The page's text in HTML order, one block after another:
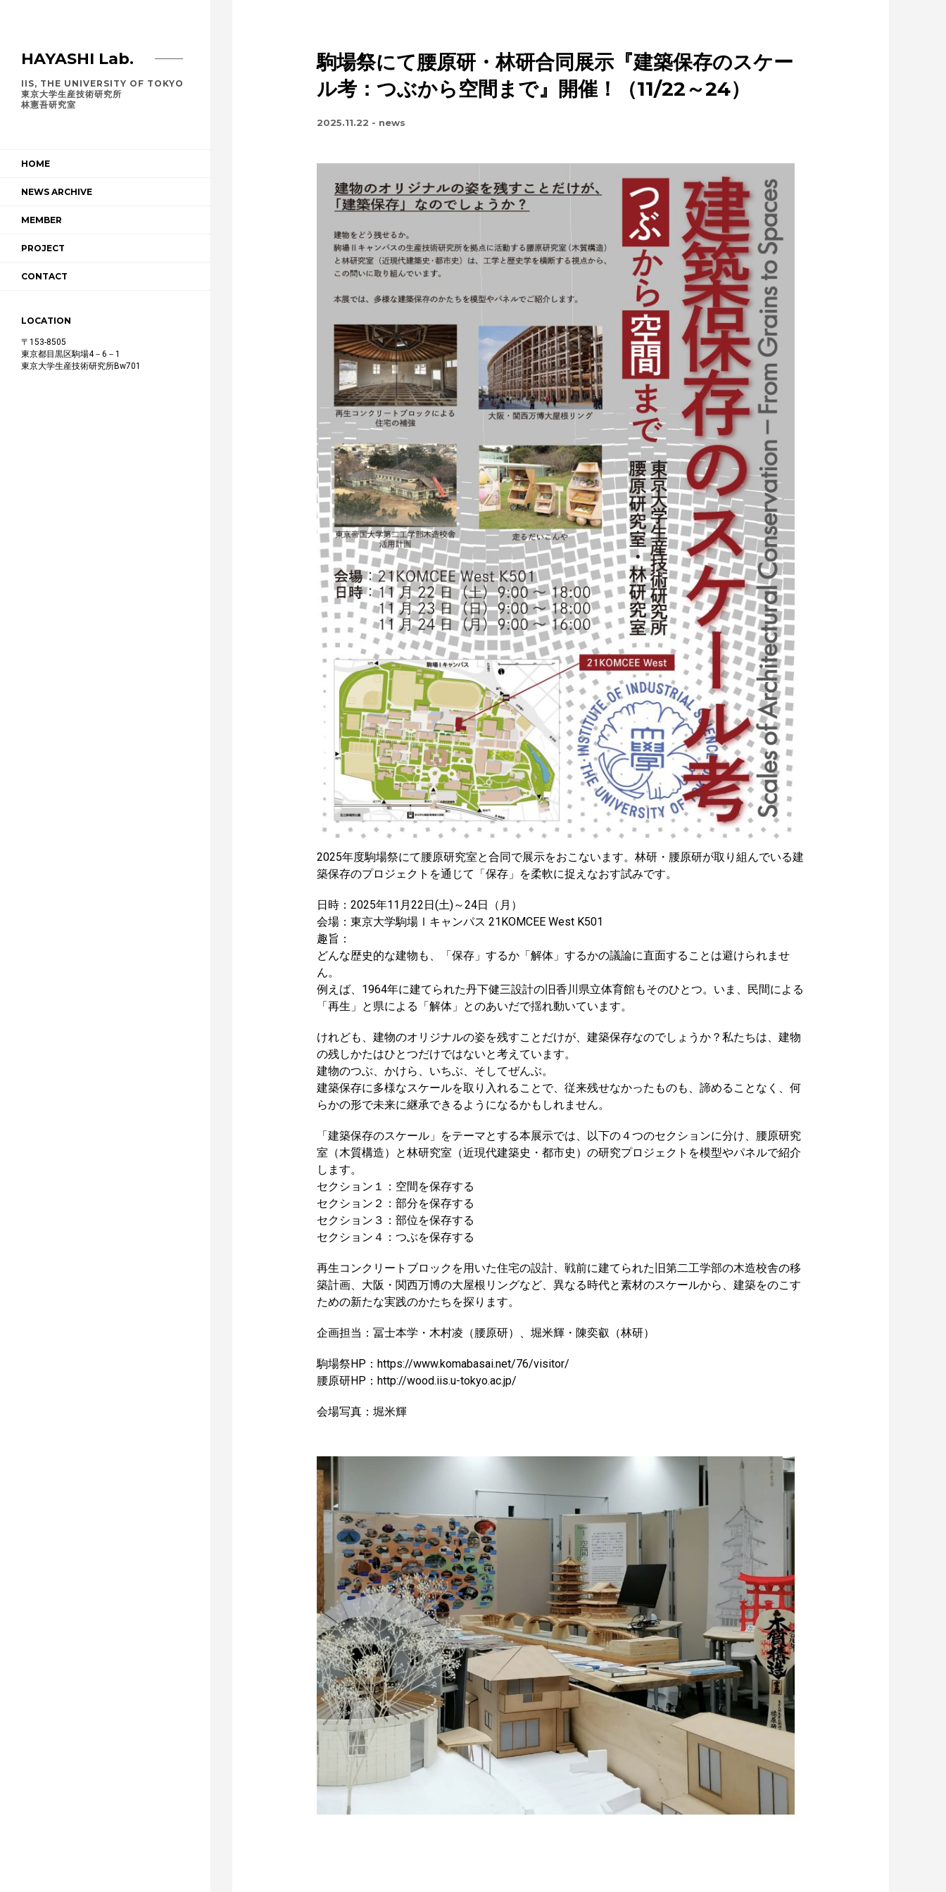
HAYASHI Lab.
IIS, THE UNIVERSITY OF TOKYO
東京大学生産技術研究所
林憲吾研究室
HOME
NEWS ARCHIVE
MEMBER
PROJECT
CONTACT
LOCATION
〒153-8505
東京都目黒区駒場4－6－1
東京大学生産技術研究所Bw701
駒場祭にて腰原研・林研合同展示『建築保存のスケー
ル考：つぶから空間まで』開催！（11/22～24）
2025.11.22 - news
2025年度駒場祭にて腰原研究室と合同で展示をおこないます。林研・腰原研が取り組んでいる建
築保存のプロジェクトを通じて「保存」を柔軟に捉えなおす試みです。
日時：2025年11月22日(土)～24日（月）
会場：東京大学駒場Ⅰキャンパス 21KOMCEE West K501
趣旨：
どんな歴史的な建物も、「保存」するか「解体」するかの議論に直面することは避けられませ
ん。
例えば、1964年に建てられた丹下健三設計の旧香川県立体育館もそのひとつ。いま、民間による
「再生」と県による「解体」とのあいだで揺れ動いています。
けれども、建物のオリジナルの姿を残すことだけが、建築保存なのでしょうか？私たちは、建物
の残しかたはひとつだけではないと考えています。
建物のつぶ、かけら、いちぶ、そしてぜんぶ。
建築保存に多様なスケールを取り入れることで、従来残せなかったものも、諦めることなく、何
らかの形で未来に継承できるようになるかもしれません。
「建築保存のスケール」をテーマとする本展示では、以下の４つのセクションに分け、腰原研究
室（木質構造）と林研究室（近現代建築史・都市史）の研究プロジェクトを模型やパネルで紹介
します。
セクション１：空間を保存する
セクション２：部分を保存する
セクション３：部位を保存する
セクション４：つぶを保存する
再生コンクリートブロックを用いた住宅の設計、戦前に建てられた旧第二工学部の木造校舎の移
築計画、大阪・関西万博の大屋根リングなど、異なる時代と素材のスケールから、建築をのこす
ための新たな実践のかたちを探ります。
企画担当：冨士本学・木村凌（腰原研）、堀米輝・陳奕叡（林研）
駒場祭HP：https://www.komabasai.net/76/visitor/
腰原研HP：http://wood.iis.u-tokyo.ac.jp/
会場写真：堀米輝